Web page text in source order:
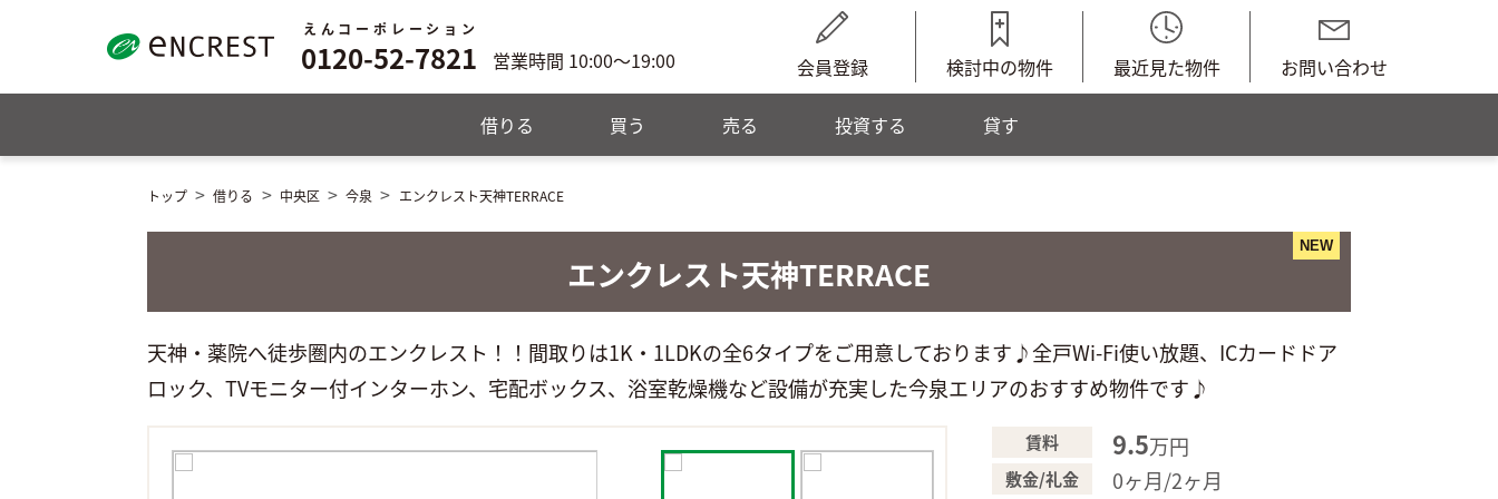
0120-52-7821
えんコーポレーション
営業時間 10:00～19:00 会員登録 検討中の物件 最近見た物件 お問い合わせ
借りる 買う 売る 投資する 貸す
トップ 借りる 中央区 今泉 エンクレスト天神TERRACE
NEW
エンクレスト天神TERRACE
天神・薬院へ徒歩圏内のエンクレスト！！間取りは1K・1LDKの全6タイプをご用意しております♪全戸Wi-Fi使い放題、ICカードドア
ロック、TVモニター付インターホン、宅配ボックス、浴室乾燥機など設備が充実した今泉エリアのおすすめ物件です♪
賃料 9.5万円
敷金/礼金 0ヶ月/2ヶ月